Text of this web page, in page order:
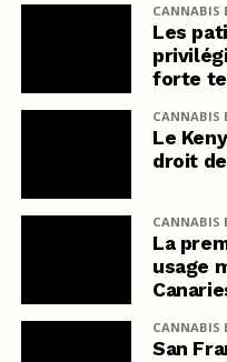
CANNABIS
Les
forte
CANNABIS
Le
droit
CANNABIS
La
usage
CANNABIS
San